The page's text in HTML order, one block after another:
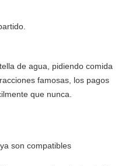
de agua, pidiendo comida
famosas, los pagos
que nunca.
son compatibles